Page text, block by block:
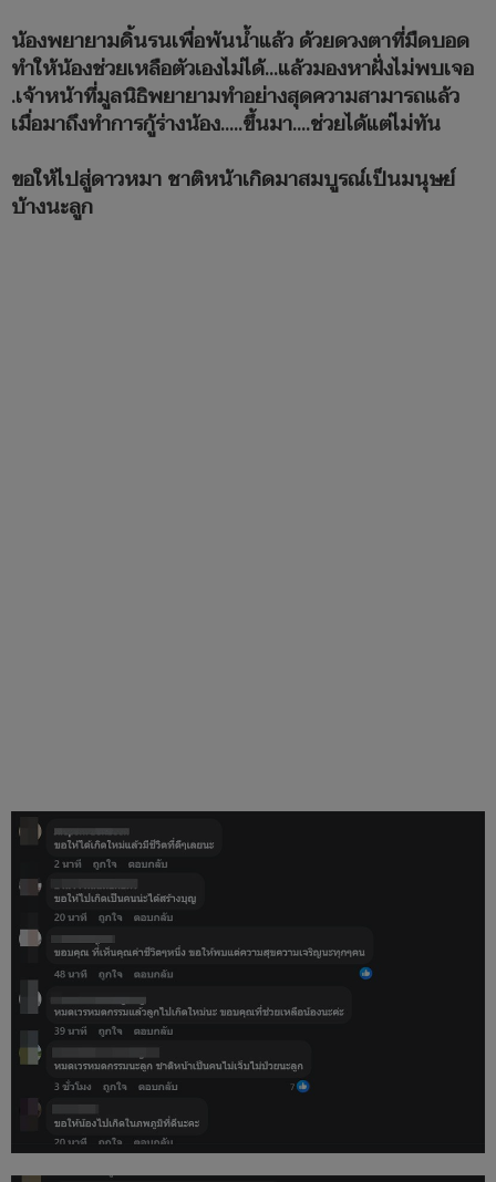
น้องพยายามดิ้นรนเพื่อพ้นน้ำแล้ว ด้วยดวงตาที่มืดบอด
ทำให้น้องช่วยเหลือตัวเองไม่ได้...แล้วมองหาฝั่งไม่พบเจอ
.เจ้าหน้าที่มูลนิธิพยายามทำอย่างสุดความสามารถแล้ว
เมื่อมาถึงทำการกู้ร่างน้อง.....ขึ้นมา....ช่วยได้แต่ไม่ทัน
ขอให้ไปสู่ดาวหมา ชาติหน้าเกิดมาสมบูรณ์เป็นมนุษย์
บ้างนะลูก